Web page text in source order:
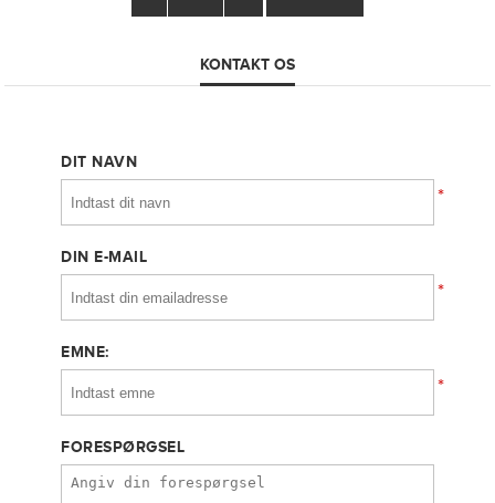
KONTAKT OS
DIT NAVN
*
DIN E-MAIL
*
EMNE:
*
FORESPØRGSEL